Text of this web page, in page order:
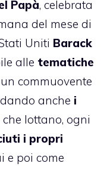
Papà, celebrata
del mese di
Uniti Barack
alle tematiche
commuovente
anche i
che lottano, ogni
i propri
e poi come